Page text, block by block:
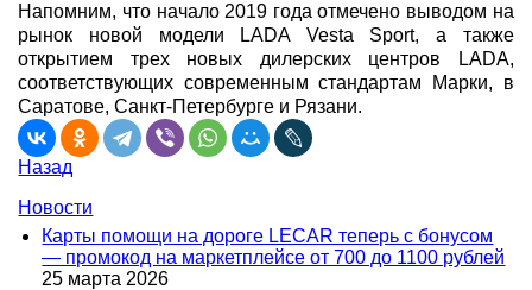
Напомним, что начало 2019 года отмечено выводом на
рынок новой модели LADA Vesta Sport, а также
открытием трех новых дилерских центров LADA,
соответствующих современным стандартам Марки, в
Саратове, Санкт-Петербурге и Рязани.
Назад
Новости
Карты помощи на дороге LECAR теперь с бонусом
— промокод на маркетплейсе от 700 до 1100 рублей
25 марта 2026